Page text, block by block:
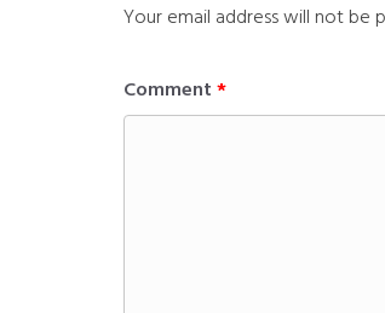
Your email address will not be
Comment *